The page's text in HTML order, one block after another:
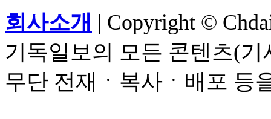
회사소개 | Copyright ©
기독일보의 모든 콘텐츠(
무단 전재ㆍ복사ㆍ배포 등